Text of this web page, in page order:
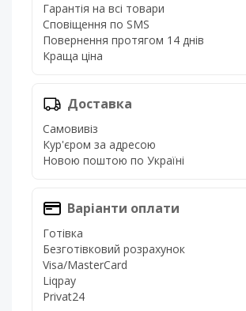
Гарантія на всі товари
Сповіщення по SMS
Повернення протягом 14 днів
Краща ціна
Доставка
Самовивіз
Кур'єром за адресою
Новою поштою по Україні
Варіанти оплати
Готівка
Безготівковий розрахунок
Visa/MasterCard
Liqpay
Privat24